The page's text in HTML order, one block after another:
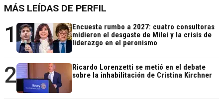
MÁS LEÍDAS DE PERFIL
1
Encuesta rumbo a 2027: cuatro consultoras
midieron el desgaste de Milei y la crisis de
liderazgo en el peronismo
2
Ricardo Lorenzetti se metió en el debate
sobre la inhabilitación de Cristina Kirchner